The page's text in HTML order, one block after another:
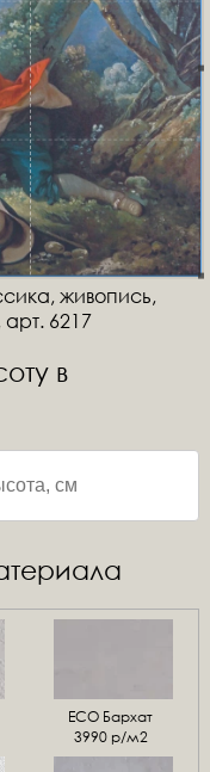
живопись,
6217
в
ECO Бархат
3990 р/м2